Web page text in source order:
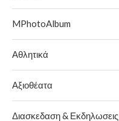
MPhotoAlbum
Αθλητικά
Αξιοθέατα
Διασκεδαση & Εκδηλωσεις